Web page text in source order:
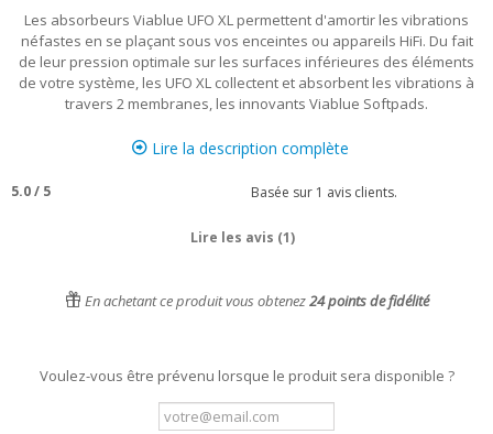
Les absorbeurs Viablue UFO XL permettent d'amortir les vibrations
néfastes en se plaçant sous vos enceintes ou appareils HiFi. Du fait
de leur pression optimale sur les surfaces inférieures des éléments
de votre système, les UFO XL collectent et absorbent les vibrations à
travers 2 membranes, les innovants Viablue Softpads.
Lire la description complète
5.0/ 5 Basée sur 1 avis clients.
Lire les avis (1)
En achetant ce produit vous obtenez24points de fidélité
Voulez-vous être prévenu lorsque le produit sera disponible ?